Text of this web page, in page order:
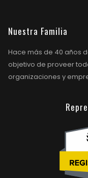
Nuestra Familia
Hace más de 40 años
objetivo de proveer
organizaciones y